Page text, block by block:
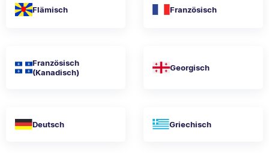
Flämisch Französisch
Französisch
(Kanadisch)
Georgisch
Deutsch Griechisch